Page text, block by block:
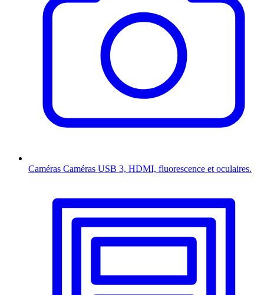
Caméras Caméras USB 3, HDMI, fluorescence et oculaires.